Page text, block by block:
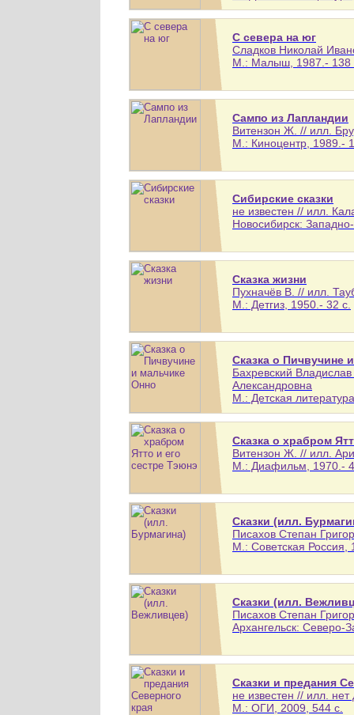
С севера на юг
Сладков Николай
М.: Малыш, 1987.- 138
Сампо из Лапландии
Витензон Ж. // илл.
М.: Киноцентр, 1989.-
Сибирские сказки
не известен // илл.
Новосибирск:
Сказка жизни
Пухначёв В. // илл.
М.: Детгиз, 1950.- 32 с.
Сказка о Пичвучине
Бахревский
Александровна
М.: Детская
Сказка о храбром
Витензон Ж. // илл.
М.: Диафильм, 1970.-
Сказки (илл.
Писахов Степан
М.: Советская Россия,
Сказки (илл.
Писахов Степан
Архангельск: Северо-
Сказки и предания
не известен // илл.
М.: ОГИ, 2009, 544 с.